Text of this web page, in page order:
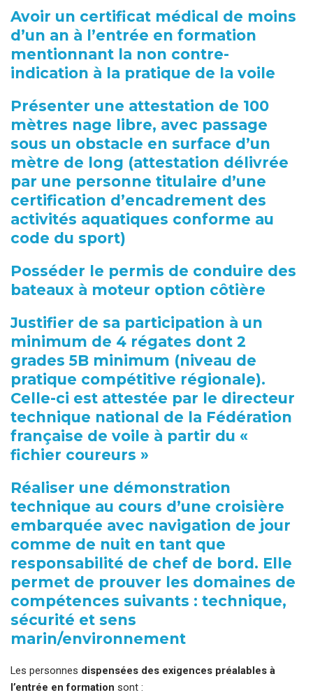
Avoir un certificat médical de moins
d’un an à l’entrée en formation
mentionnant la non contre-
indication à la pratique de la voile
Présenter une attestation de 100
mètres nage libre, avec passage
sous un obstacle en surface d’un
mètre de long (attestation délivrée
par une personne titulaire d’une
certification d’encadrement des
activités aquatiques conforme au
code du sport)
Posséder le permis de conduire des
bateaux à moteur option côtière
Justifier de sa participation à un
minimum de 4 régates dont 2
grades 5B minimum (niveau de
pratique compétitive régionale).
Celle-ci est attestée par le directeur
technique national de la Fédération
française de voile à partir du «
fichier coureurs »
Réaliser une démonstration
technique au cours d’une croisière
embarquée avec navigation de jour
comme de nuit en tant que
responsabilité de chef de bord. Elle
permet de prouver les domaines de
compétences suivants : technique,
sécurité et sens
marin/environnement
Les personnes dispensées des exigences préalables à
l’entrée en formation sont :